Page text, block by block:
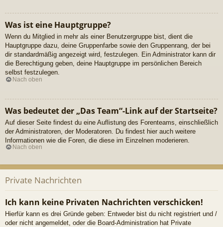
Was ist eine Hauptgruppe?
Wenn du Mitglied in mehr als einer Benutzergruppe bist, dient die
Hauptgruppe dazu, deine Gruppenfarbe sowie den Gruppenrang, der bei
dir standardmäßig angezeigt wird, festzulegen. Ein Administrator kann dir
die Berechtigung geben, deine Hauptgruppe im persönlichen Bereich
selbst festzulegen.
Nach oben
Was bedeutet der „Das Team“-Link auf der Startseite?
Auf dieser Seite findest du eine Auflistung des Forenteams, einschließlich
der Administratoren, der Moderatoren. Du findest hier auch weitere
Informationen wie die Foren, die diese im Einzelnen moderieren.
Nach oben
Private Nachrichten
Ich kann keine Privaten Nachrichten verschicken!
Hierfür kann es drei Gründe geben: Entweder bist du nicht registriert und /
oder nicht angemeldet, oder die Board-Administration hat Private